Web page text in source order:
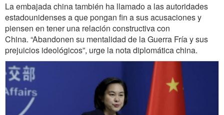
La embajada china también ha llamado a las autoridades
estadounidenses a que pongan fin a sus acusaciones y
piensen en tener una relación constructiva con
China. “Abandonen su mentalidad de la Guerra Fría y sus
prejuicios ideológicos”, urge la nota diplomática china.